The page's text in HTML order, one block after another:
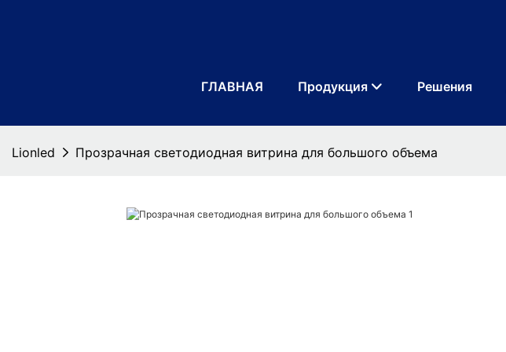
ГЛАВНАЯ Продукция Решения
Lionled Прозрачная светодиодная витрина для большого объема